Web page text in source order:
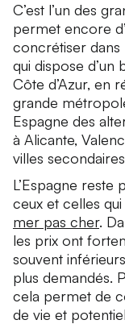
C’est l’un des
permet encore
concrétiser dans
qui dispose d’un
Côte d’Azur, en
grande
Espagne des
à Alicante,
villes
L’Espagne
ceux et celles
mer pas cher.
les prix ont
souvent
plus demandés.
cela permet de
de vie et